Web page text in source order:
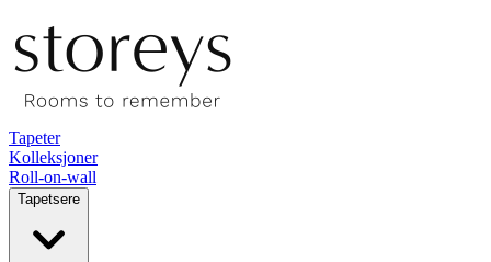
Tapeter
Kolleksjoner
Roll-on-wall
Tapetsere